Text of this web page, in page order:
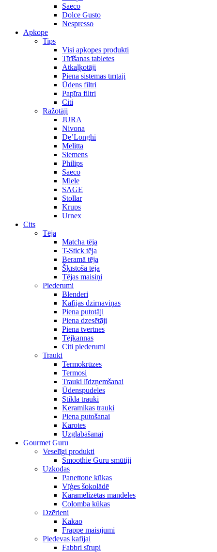
Saeco
Dolce Gusto
Nespresso
Apkope
Tips
Visi apkopes produkti
Tīrīšanas tabletes
Atkaļķotāji
Piena sistēmas tīrītāji
Ūdens filtri
Papīra filtri
Citi
Ražotāji
JURA
Nivona
De’Longhi
Melitta
Siemens
Philips
Saeco
Miele
SAGE
Stollar
Krups
Urnex
Cits
Tēja
Matcha tēja
T-Stick tēja
Beramā tēja
Šķīstošā tēja
Tējas maisiņi
Piederumi
Blenderi
Kafijas dzirnaviņas
Piena putotāji
Piena dzesētāji
Piena tvertnes
Tējkannas
Citi piederumi
Trauki
Termokrūzes
Termosi
Trauki līdzņemšanai
Ūdenspudeles
Stikla trauki
Keramikas trauki
Piena putošanai
Karotes
Uzglabāšanai
Gourmet Guru
Veselīgi produkti
Smoothie Guru smūtiji
Uzkodas
Panettone kūkas
Vīģes šokolādē
Karamelizētas mandeles
Colomba kūkas
Dzērieni
Kakao
Frappe maisījumi
Piedevas kafijai
Fabbri sīrupi